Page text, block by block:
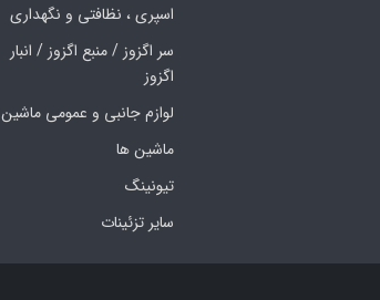
اسپری ، نظافتی و نگهداری
سر اگزوز / منبع اگزوز / انبار
اگزوز
لوازم جانبی و عمومی ماشین
ماشین ها
تیونینگ
سایر تزئینات